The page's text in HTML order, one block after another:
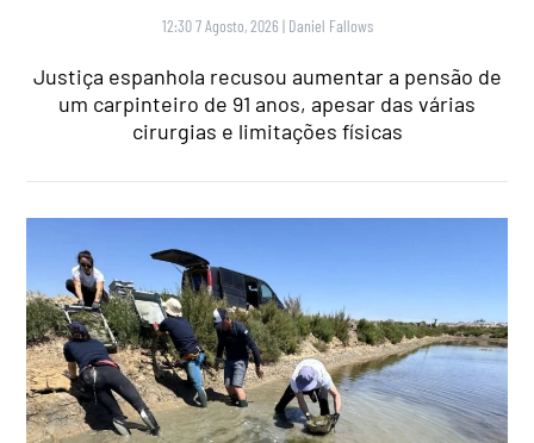
12:30 7 Agosto, 2026 | Daniel Fallows
Justiça espanhola recusou aumentar a pensão de
um carpinteiro de 91 anos, apesar das várias
cirurgias e limitações físicas